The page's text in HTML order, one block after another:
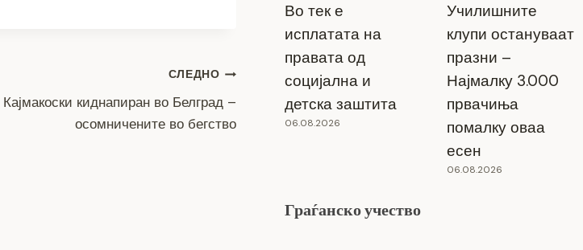
СЛЕДНО
киднапиран во Белград –
осомничените во бегство
Во тек е
исплатата на
правата од
социјална и
детска заштита
06.08.2026
Училишните
клупи остануваат
празни –
Најмалку 3.000
првачиња
помалку оваа
есен
06.08.2026
Граѓанско учество